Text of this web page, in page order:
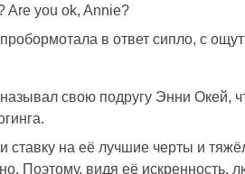
Are you ok, Annie?
в ответ сипло, с
свою подругу Энни Окей,
ставку на её лучшие черты и
Поэтому, видя её искренность,